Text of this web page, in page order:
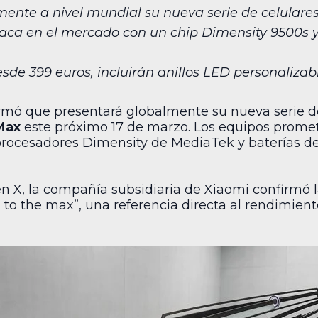
a nivel mundial su nueva serie de
en el mercado con un chip Dimensity 9500s
399 euros, incluirán anillos LED
que presentará globalmente su nueva serie
este próximo 17 de marzo. Los equipos
Dimensity de MediaTek y baterías
X, la compañía subsidiaria de Xiaomi confirmó
to the max”, una referencia directa al